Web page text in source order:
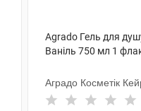
Agrado Гель для
Ваніль 750 мл 1
Аградо Косметік